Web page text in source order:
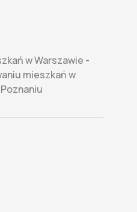
w Warszawie -
mieszkań w